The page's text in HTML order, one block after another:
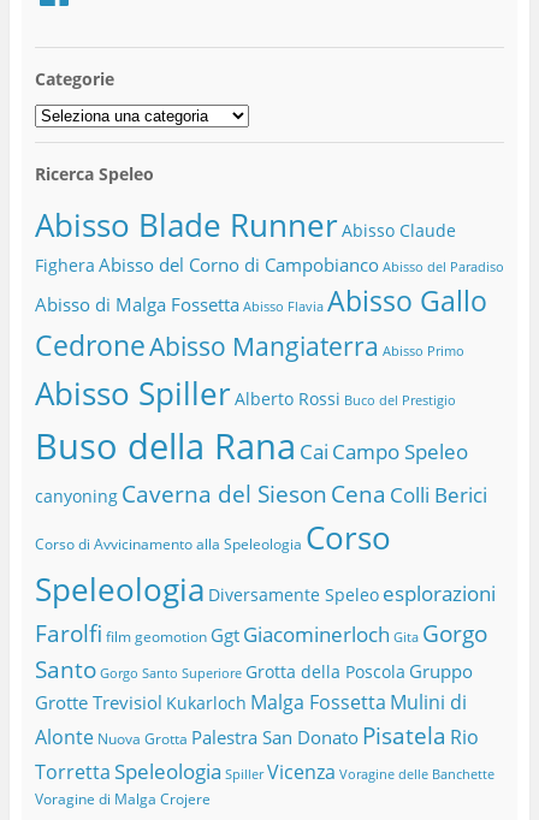
Categorie
Categorie
Ricerca Speleo
Abisso Blade RunnerAbisso Claude
Fighera Abisso del Corno di Campobianco Abisso del Paradiso
Abisso di Malga Fossetta Abisso Flavia Abisso Gallo
CedroneAbisso Mangiaterra Abisso Primo
Abisso SpillerAlberto Rossi Buco del Prestigio
Buso della Rana Cai Campo Speleo
canyoning Caverna del Sieson Cena Colli Berici
Corso di Avvicinamento alla Speleologia Corso
Speleologia Diversamente Speleo esplorazioni
Farolfi film geomotion Ggt Giacominerloch Gita Gorgo
Santo Gorgo Santo Superiore Grotta della Poscola Gruppo
Grotte Trevisiol Kukarloch Malga Fossetta Mulini di
Alonte Nuova Grotta Palestra San Donato Pisatela Rio
TorrettaSpeleologia Spiller Vicenza Voragine delle Banchette
Voragine di Malga Crojere